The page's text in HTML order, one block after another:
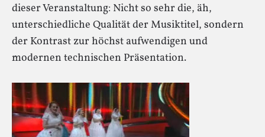
dieser Veranstaltung: Nicht so sehr die, äh,
unterschiedliche Qualität der Musiktitel, sondern
der Kontrast zur höchst aufwendigen und
modernen technischen Präsentation.